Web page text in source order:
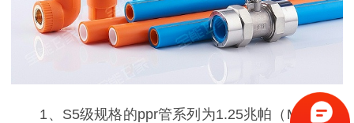
1、S5级规格的ppr管系列 为1.25兆帕 （ Mpa） ，